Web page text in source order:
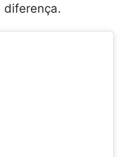
diferença.